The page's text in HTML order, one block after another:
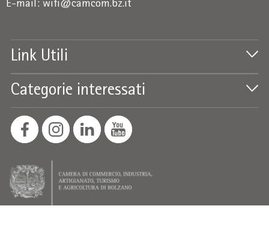
E-mail: wifi@camcom.bz.it
Link Utili
Categorie interessati